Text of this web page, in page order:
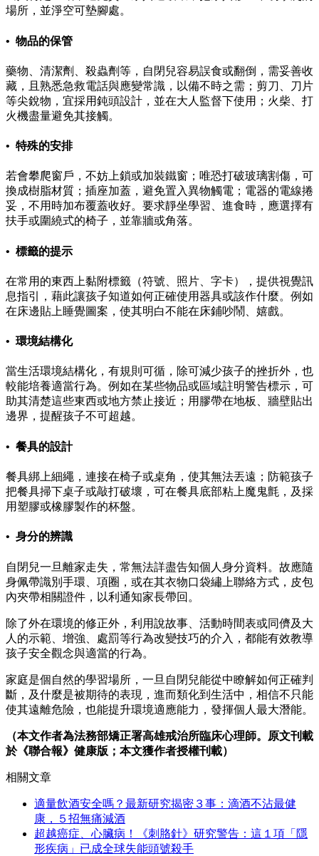
場所，並淨空可墊腳處。
• 物品的保管
藥物、清潔劑、殺蟲劑等，自閉兒容易誤食或翻倒，需妥善收
藏，且熟悉急救電話與應變常識，以備不時之需；剪刀、刀片
等尖銳物，宜採用鈍頭設計，並在大人監督下使用；火柴、打
火機盡量避免其接觸。
• 特殊的安排
若會攀爬窗戶，不妨上鎖或加裝鐵窗；唯恐打破玻璃割傷，可
換成樹脂材質；插座加蓋，避免置入異物觸電；電器的電線捲
妥，不用時加布覆蓋收好。要求靜坐學習、進食時，應選擇有
扶手或圍繞式的椅子，並靠牆或角落。
• 標籤的提示
在常用的東西上黏附標籤（符號、照片、字卡），提供視覺訊
息指引，藉此讓孩子知道如何正確使用器具或該作什麼。例如
在床邊貼上睡覺圖案，使其明白不能在床鋪吵鬧、嬉戲。
• 環境結構化
當生活環境結構化，有規則可循，除可減少孩子的挫折外，也
較能培養適當行為。例如在某些物品或區域註明警告標示，可
助其清楚這些東西或地方禁止接近；用膠帶在地板、牆壁貼出
邊界，提醒孩子不可超越。
• 餐具的設計
餐具綁上細繩，連接在椅子或桌角，使其無法丟遠；防範孩子
把餐具掃下桌子或敲打破壞，可在餐具底部粘上魔鬼氈，及採
用塑膠或橡膠製作的杯盤。
• 身分的辨識
自閉兒一旦離家走失，常無法詳盡告知個人身分資料。故應隨
身佩帶識別手環、項圈，或在其衣物口袋繡上聯絡方式，皮包
內夾帶相關證件，以利通知家長帶回。
除了外在環境的修正外，利用說故事、活動時間表或同儕及大
人的示範、增強、處罰等行為改變技巧的介入，都能有效教導
孩子安全觀念與適當的行為。
家庭是個自然的學習場所，一旦自閉兒能從中瞭解如何正確判
斷，及什麼是被期待的表現，進而類化到生活中，相信不只能
使其遠離危險，也能提升環境適應能力，發揮個人最大潛能。
（本文作者為法務部矯正署高雄戒治所臨床心理師。原文刊載
於《聯合報》健康版；本文獲作者授權刊載）
相關文章
適量飲酒安全嗎？最新研究揭密３事：滴酒不沾最健
康，５招無痛減酒
超越癌症、心臟病！《刺胳針》研究警告：這１項「隱
形疾病」已成全球失能頭號殺手